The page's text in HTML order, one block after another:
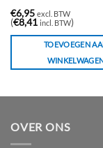
€6,95 excl. BTW
(€8,41 incl. BTW)
TOEVOEGEN
OVER ONS